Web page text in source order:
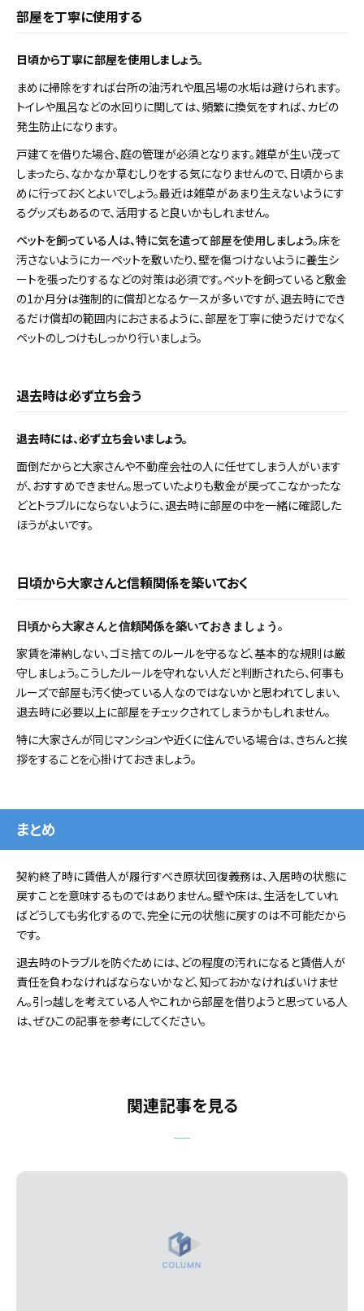
部屋を丁寧に使用する
日頃から丁寧に部屋を使用しましょう。
まめに掃除をすれば台所の油汚れや風呂場の水垢は避けられます。
トイレや風呂などの水回りに関しては、頻繁に換気をすれば、カビの
発生防止になります。
戸建てを借りた場合、庭の管理が必須となります。雑草が生い茂って
しまったら、なかなか草むしりをする気になりませんので、日頃からま
めに行っておくとよいでしょう。最近は雑草があまり生えないようにす
るグッズもあるので、活用すると良いかもしれません。
ペットを飼っている人は、特に気を遣って部屋を使用しましょう。床を
汚さないようにカーペットを敷いたり、壁を傷つけないように養生シ
ートを張ったりするなどの対策は必須です。ペットを飼っていると敷金
の1か月分は強制的に償却となるケースが多いですが、退去時にでき
るだけ償却の範囲内におさまるように、部屋を丁寧に使うだけでなく
ペットのしつけもしっかり行いましょう。
退去時は必ず立ち会う
退去時には、必ず立ち会いましょう。
面倒だからと大家さんや不動産会社の人に任せてしまう人がいます
が、おすすめできません。思っていたよりも敷金が戻ってこなかったな
どとトラブルにならないように、退去時に部屋の中を一緒に確認した
ほうがよいです。
日頃から大家さんと信頼関係を築いておく
日頃から大家さんと信頼関係を築いておきましょう 。
家賃を滞納しない、ゴミ捨てのルールを守るなど、基本的な規則は厳
守しましょう。こうしたルールを守れない人だと判断されたら、何事も
ルーズで部屋も汚く使っている人なのではないかと思われてしまい、
退去時に必要以上に部屋をチェックされてしまうかもしれません。
特に大家さんが同じマンションや近くに住んでいる場合は、きちんと挨
拶をすることを心掛けておきましょう。
まとめ
契約終了時に賃借人が履行すべき原状回復義務は、入居時の状態に
戻すことを意味するものではありません。壁や床は、生活をしていれ
ばどうしても劣化するので、完全に元の状態に戻すのは不可能だから
です。
退去時のトラブルを防ぐためには、どの程度の汚れになると賃借人が
責任を負わなければならないかなど、知っておかなければいけませ
ん。引っ越しを考えている人やこれから部屋を借りようと思っている人
は、ぜひこの記事を参考にしてください。
関連記事を見る